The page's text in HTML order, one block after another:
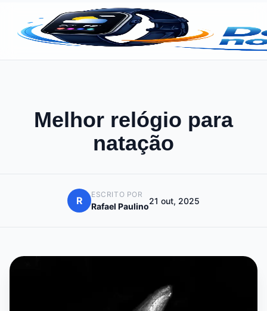
Melhor relógio para
natação
R
ESCRITO POR
Rafael Paulino
21 out, 2025